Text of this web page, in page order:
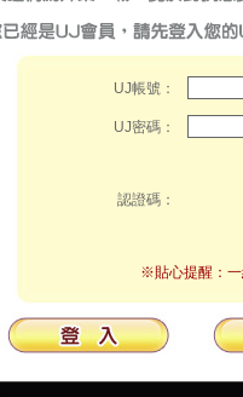
UJ帳號：
UJ密碼：
認證碼：
※貼心提醒：一